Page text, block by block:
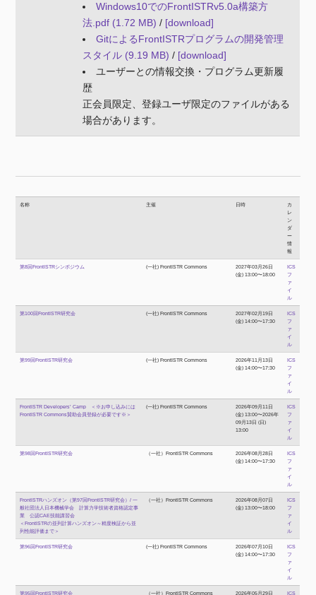
Windows10でのFrontISTRv5.0a構築方
法.pdf (1.72 MB) / [download]
GitによるFrontISTRプログラムの開発管理
スタイル (9.19 MB) / [download]
ユーザーとの情報交換・プログラム更新履
歴
正会員限定、登録ユーザ限定のファイルがある
場合があります。
名称 主催 日時
カ
レ
ン
ダ
ー
情
報
第8回FrontISTRシンポジウム (一社) FrontISTR Commons
2027年03月26日
(金) 13:00〜18:00
ICS
フ
ァ
イ
ル
第100回FrontISTR研究会 (一社) FrontISTR Commons
2027年02月19日
(金) 14:00〜17:30
ICS
フ
ァ
イ
ル
第99回FrontISTR研究会 (一社) FrontISTR Commons
2026年11月13日
(金) 14:00〜17:30
ICS
フ
ァ
イ
ル
FrontISTR Developers’ Camp ＜※お申し込みには
FrontISTR Commons賛助会員登録が必要です※＞
(一社) FrontISTR Commons
2026年09月11日
(金) 13:00〜2026年
09月13日 (日)
13:00
ICS
フ
ァ
イ
ル
第98回FrontISTR研究会 （一社）FrontISTR Commons
2026年08月28日
(金) 14:00〜17:30
ICS
フ
ァ
イ
ル
FrontISTRハンズオン（第97回FrontISTR研究会）/ 一
般社団法人日本機械学会 計算力学技術者資格認定事
業 公認CAE技能講習会
＜FrontISTRの並列計算ハンズオン～精度検証から並
列性能評価まで＞
（一社）FrontISTR Commons
2026年08月07日
(金) 13:00〜18:00
ICS
フ
ァ
イ
ル
第96回FrontISTR研究会 (一社) FrontISTR Commons
2026年07月10日
(金) 14:00〜17:30
ICS
フ
ァ
イ
ル
第95回FrontISTR研究会 （一社）FrontISTR Commons 2026年05月29日 ICS